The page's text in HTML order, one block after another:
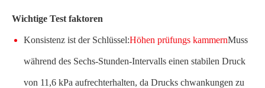
Wichtige Test faktoren
Konsistenz ist der Schlüssel:Höhen prüfungs kammernMuss
während des Sechs-Stunden-Intervalls einen stabilen Druck
von 11,6 kPa aufrechterhalten, da Drucks chwankungen zu